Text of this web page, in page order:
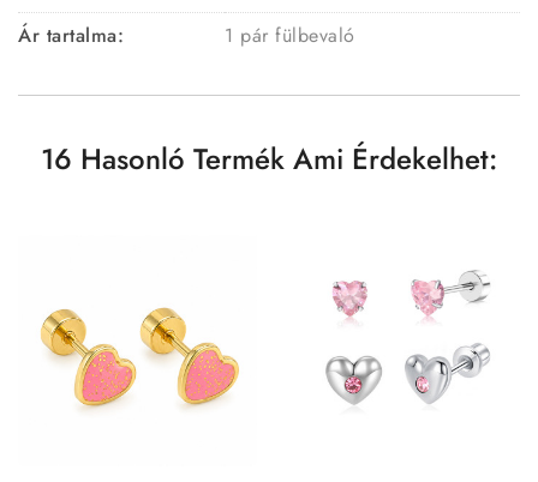
Ár tartalma: 1 pár fülbevaló
16 Hasonló Termék Ami Érdekelhet: